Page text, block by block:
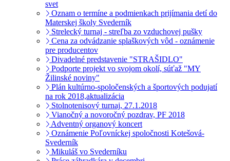
svet
Oznam o termíne a podmienkach prijímania detí do
Materskej školy Svederník
Strelecký turnaj - streľba zo vzduchovej pušky
Cena za odvádzanie splaškových vôd - oznámenie
pre producentov
Divadelné predstavenie "STRAŠIDLO"
Podporte projekt vo svojom okolí, súťaž "MY
Žilinské noviny"
Plán kultúrno-spoločenských a športových podujatí
na rok 2018,aktualizácia
Stolnotenisový turnaj, 27.1.2018
Vianočný a novoročný pozdrav, PF 2018
Adventný organový koncert
Oznámenie Poľovníckej spoločnosti Kotešová-
Svederník
Mikuláš vo Svederníku